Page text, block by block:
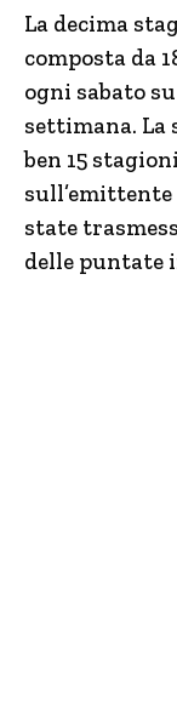
La decima
composta da
ogni sabato
settimana. La
ben 15
sull’emittente
state
delle puntate